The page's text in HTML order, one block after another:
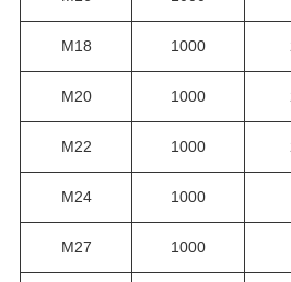
М18 1000
М20 1000
М22 1000
М24 1000
М27 1000